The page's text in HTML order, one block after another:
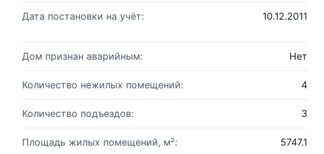
Дата постановки на учёт: 10.12.2011
Дом признан аварийным: Нет
Количество нежилых помещений: 4
Количество подъездов: 3
Площадь жилых помещений, м²: 5747.1